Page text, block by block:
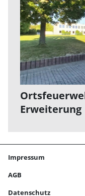
Erweiterung
Impressum
AGB
Datenschutz